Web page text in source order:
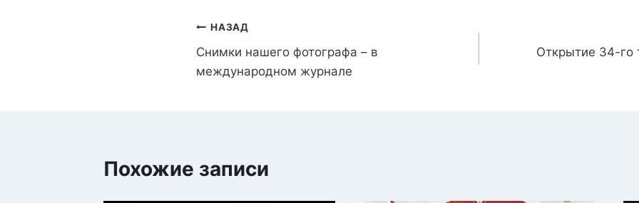
НАЗАД
Снимки нашего фотографа – в
международном журнале
Открытие 34-го
Похожие записи